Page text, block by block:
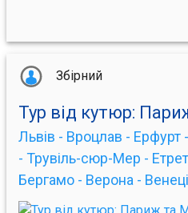
Збірний
Тур від кутюр:
Львів - Вроцлав -
- Трувіль-сюр-Мер -
Бергамо - Верона -